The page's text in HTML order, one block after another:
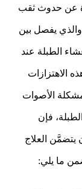
عن حدوث ثقب
يفصل بين
الطبلة عند
الاهتزازات
الأصوات
فإن
العلاج
ما يلي: